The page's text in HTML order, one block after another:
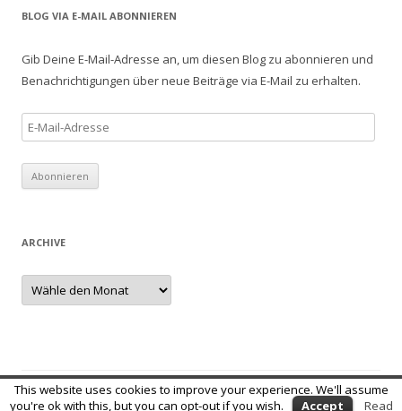
h
n
a
h
:
BLOG VIA E-MAIL ABONNIEREN
Gib Deine E-Mail-Adresse an, um diesen Blog zu abonnieren und
Benachrichtigungen über neue Beiträge via E-Mail zu erhalten.
-
M
a
A
s
e
ARCHIVE
A
c
Stolz präsentiert von WordPress
This website uses cookies to improve your experience. We'll assume
you're ok with this, but you can opt-out if you wish.
Accept Read